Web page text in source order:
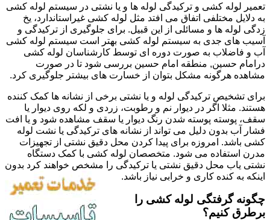
تعمیر لوله کشی و ترکیدگی لوله ها و یا نشتی در سیستم لوله کشی
به دلایل مختلفی اتفاق می افتد مثل لوله کشی غیراستاندارد، یخ
زدگی لوله ها و مسائلی از این قبیل. برای جلوگیری از ترکیدگی و
آسیب های جدی به سیستم لوله کشی بهتر است سیستم لوله کشی
آب و فاضلاب به صورت دوره ای توسط کارشناسان لوله کشی
درامام حسین, منطقه امام حسین بررسی شود تا در صورت
مشاهده هرگونه مشکل بتوان از خسارت های بیشتر جلوگیری کرد.
برای تشخیص ترکیدگی لوله و یا نشتی برخی از نشانه ها کمک کننده
هستند. مثلا اگر در دیوار نم و رطوبت، زردی و لکه روی دیوار یا
سقف، پوسته پوسته شدن رنگ دیوار یا سقف مشاهده شود و یا افت
فشار آب بدون دلیل می تواند از نشانه های ترکیدگی یا نشت لوله
کشی باشد. امروزه برای پیدا کردن محل دقیق نشتی از تجهیزات
مدرن استفاده می شود. متخصصان لوله کشی با کمک دستگاه
نشتی یاب محل دقیق نشتی یا ترکیدگی را مشخص خواهند کرد بدون
اینکه به کنده کاری و خرابی نیاز باشد.
چگونه گرفتگی لوله کشی را
برطرق کنیم؟